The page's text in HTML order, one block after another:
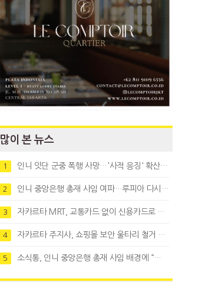
많이 본 뉴스
1 인니 잇단 군중 폭행 사망…'사적 응징' 확산에 법치 우려
2 인니 중앙은행 총재 사임 여파…루피아 다시 1만8천대로 약세
3 자카르타 MRT, 교통카드 없이 신용카드로 바로 탄다
4 자카르타 주지사, 쇼핑몰 보안 울타리 철거 요청…"치안 문제없다"
5 소식통, 인니 중앙은행 총재 사임 배경에 “정부와 정책 갈등"